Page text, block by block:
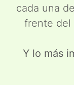
cada una
frente del
Y lo más